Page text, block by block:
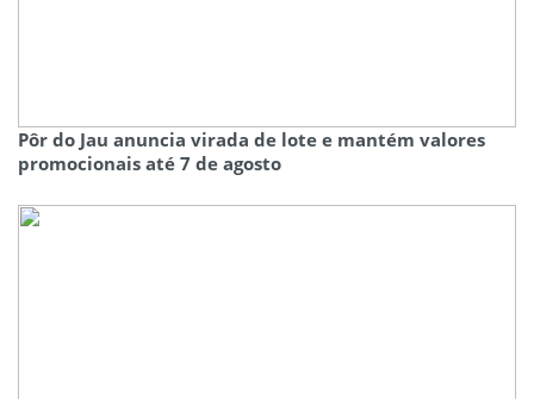
Pôr do Jau anuncia virada de lote e mantém valores
promocionais até 7 de agosto